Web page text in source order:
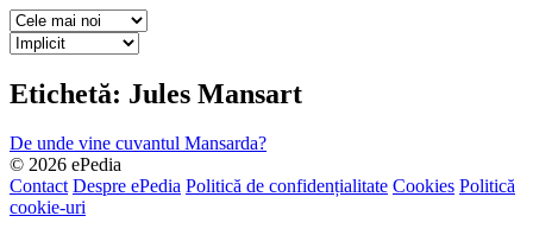
Etichetă: Jules Mansart
De unde vine cuvantul Mansarda?
© 2026 ePedia
Contact Despre ePedia Politică de confidențialitate Cookies Politică
cookie-uri